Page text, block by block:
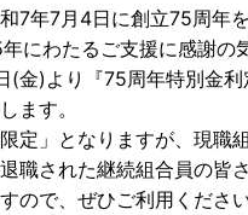
7年7月4日に創立75周年を
にわたるご支援に感謝の
(金)より『75周年特別金
ます。
限定」となりますが、現職
職された継続組合員の皆
ので、ぜひご利用くださ